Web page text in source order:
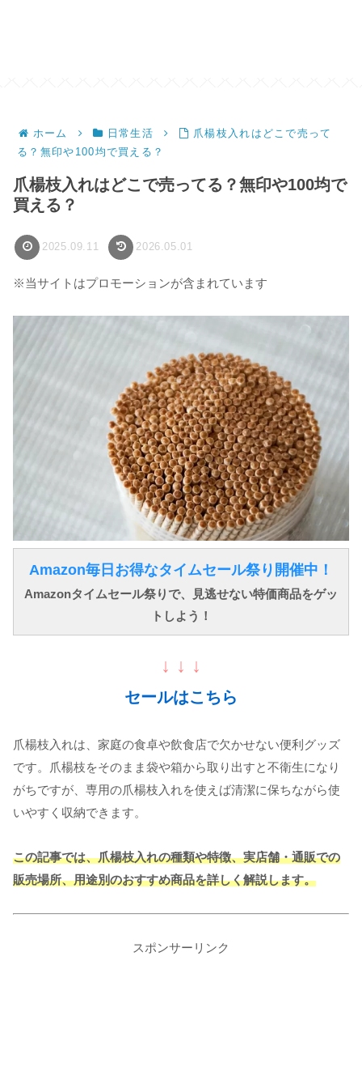
ホーム 日常生活
爪楊枝入れはどこで売って
る？無印や100均で買える？
爪楊枝入れはどこで売ってる？無印や100均で
買える？
2025.09.11 2026.05.01
※当サイトはプロモーションが含まれています
Amazon毎日お得なタイムセール祭り開催中！
Amazonタイムセール祭りで、見逃せない特価商品をゲッ
トしよう！
↓ ↓ ↓
セールはこちら
爪楊枝入れは、家庭の食卓や飲食店で欠かせない便利グッズ
です。爪楊枝をそのまま袋や箱から取り出すと不衛生になり
がちですが、専用の爪楊枝入れを使えば清潔に保ちながら使
いやすく収納できます。
この記事では、爪楊枝入れの種類や特徴、実店舗・通販での
販売場所、用途別のおすすめ商品を詳しく解説します。
スポンサーリンク